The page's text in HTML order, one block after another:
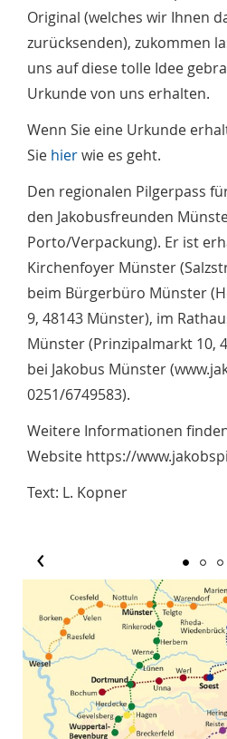
Original (welches wir Ihnen
zurücksenden), zukommen
uns auf diese tolle Idee
Urkunde von uns erhalten.
Wenn Sie eine Urkunde
Sie hierwie es geht.
Den regionalen Pilgerpass
den Jakobusfreunden
Porto/Verpackung). Er ist
Kirchenfoyer Münster
beim Bürgerbüro Münster
9, 48143 Münster), im
Münster (Prinzipalmarkt 10,
bei Jakobus Münster
0251/6749583).
Weitere Informationen
Website https://
Text: L. Kopner
‹